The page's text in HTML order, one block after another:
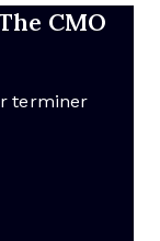
CMO
terminer